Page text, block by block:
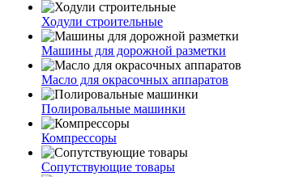
Ходули строительные
Машины для дорожной разметки
Масло для окрасочных аппаратов
Полировальные машинки
Компрессоры
Сопутствующие товары